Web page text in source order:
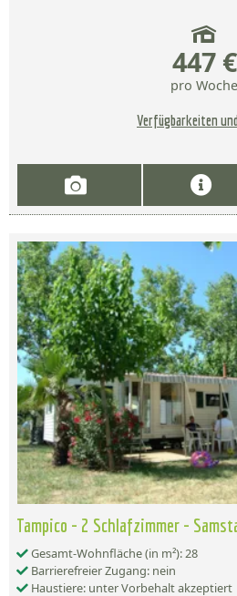
447 €
pro Woche
Verfügbarkeiten
Tampico - 2 Schlafzimmer -
Gesamt-Wohnfläche (in m²): 28
Barrierefreier Zugang: nein
Haustiere: unter Vorbehalt akzeptiert